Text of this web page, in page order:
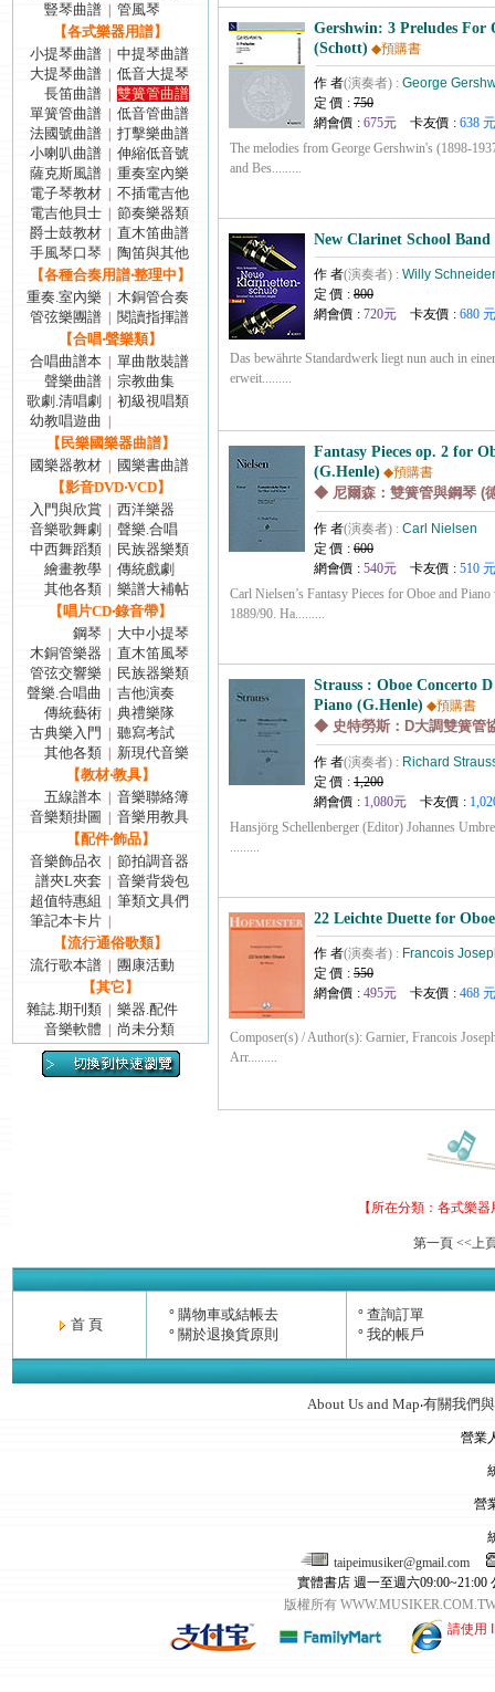
豎琴曲譜
管風琴
【各式樂器用譜】
小提琴曲譜
中提琴曲譜
大提琴曲譜
低音大提琴
長笛曲譜
雙簧管曲譜
單簧管曲譜
低音管曲譜
法國號曲譜
打擊樂曲譜
小喇叭曲譜
伸縮低音號
薩克斯風譜
重奏室內樂
電子琴教材
不插電吉他
電吉他貝士
節奏樂器類
爵士鼓教材
直木笛曲譜
手風琴口琴
陶笛與其他
【各種合奏用譜‧整理中】
重奏.室內樂
木銅管合奏
管弦樂團譜
閱讀指揮譜
【合唱‧聲樂類】
合唱曲譜本
單曲散裝譜
聲樂曲譜
宗教曲集
歌劇.清唱劇
初級視唱類
幼教唱遊曲
【民樂國樂器曲譜】
國樂器教材
國樂書曲譜
【影音DVD‧VCD】
入門與欣賞
西洋樂器
音樂歌舞劇
聲樂.合唱
中西舞蹈類
民族器樂類
繪畫教學
傳統戲劇
其他各類
樂譜大補帖
【唱片CD‧錄音帶】
鋼琴
大中小提琴
木銅管樂器
直木笛風琴
管弦交響樂
民族器樂類
聲樂.合唱曲
吉他演奏
傳統藝術
典禮樂隊
古典樂入門
聽寫考試
其他各類
新現代音樂
【教材‧教具】
五線譜本
音樂聯絡簿
音樂類掛圖
音樂用教具
【配件‧飾品】
音樂飾品衣
節拍調音器
譜夾L夾套
音樂背袋包
超值特惠組
筆類文具們
筆記本卡片
【流行通俗歌類】
流行歌本譜
團康活動
【其它】
雜誌.期刊類
樂器.配件
音樂軟體
尚未分類
Gershwin: 3 Preludes For
(Schott) ◆預購書
作 者(演奏者) : George
定 價 : 750
網會價 : 675元 卡友價 : 638 元
The melodies from George Gershwin's (1898-
and Bes.........
New Clarinet School
作 者(演奏者) : Willy Schneider
定 價 : 800
網會價 : 720元 卡友價 : 680 元
Das bewährte Standardwerk liegt nun auch in
erweit.........
Fantasy Pieces op. 2 for
(G.Henle) ◆預購書
◆ 尼爾森：雙簧管與鋼琴 (
作 者(演奏者) : Carl Nielsen
定 價 : 600
網會價 : 540元 卡友價 : 510 元
Carl Nielsen’s Fantasy Pieces for Oboe and
1889/90. Ha.........
Strauss : Oboe Concerto
Piano (G.Henle) ◆預購書
◆ 史特勞斯：D大調雙簧管
作 者(演奏者) : Richard
定 價 : 1,200
網會價 : 1,080元 卡友價 :
Hansjörg Schellenberger (Editor) Johannes
.........
22 Leichte Duette for
作 者(演奏者) : Francois
定 價 : 550
網會價 : 495元 卡友價 : 468 元
Composer(s) / Author(s): Garnier, Francois
Arr.........
【所在分類： 各式樂器
第一頁 <<上
首 頁
° 購物車或結帳去
° 關於退換貨原則
° 查詢訂單
° 我的帳戶
About Us and Map‧有關我們
營業
營
taipeimusiker@gmail.com
實體書店 週一至週六09:00~21:00
版權所有
請使用